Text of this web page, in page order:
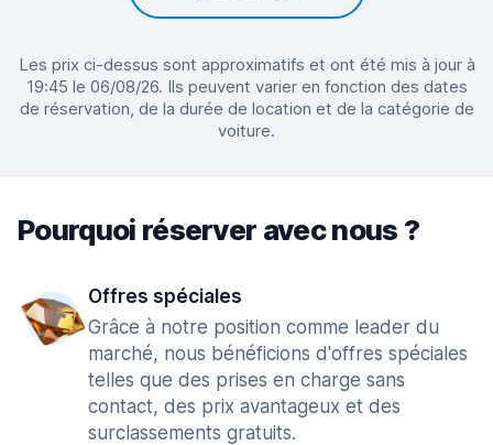
Les prix ci-dessus sont approximatifs et ont été mis à jour à
19:45 le 06/08/26. Ils peuvent varier en fonction des dates
de réservation, de la durée de location et de la catégorie de
voiture.
Pourquoi réserver avec nous ?
Offres spéciales
Grâce à notre position comme leader du
marché, nous bénéficions d'offres spéciales
telles que des prises en charge sans
contact, des prix avantageux et des
surclassements gratuits.